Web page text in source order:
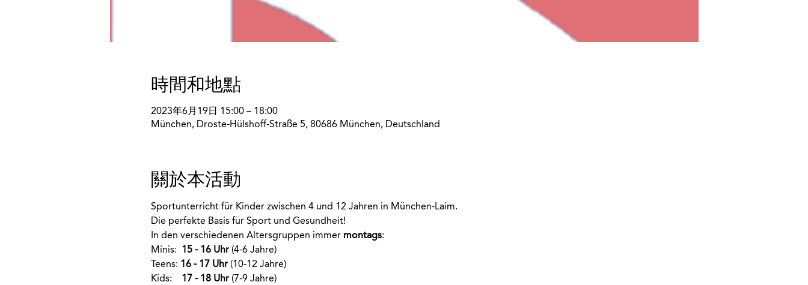
時間和地點
2023年6月19日 15:00 – 18:00
München, Droste-Hülshoff-Straße 5, 80686 München, Deutschland
關於本活動
Sportunterricht für Kinder zwischen 4 und 12 Jahren in München-Laim.
Die perfekte Basis für Sport und Gesundheit!
In den verschiedenen Altersgruppen immer montags:
Minis: 15 - 16 Uhr (4-6 Jahre)
Teens: 16 - 17 Uhr (10-12 Jahre)
Kids: 17 - 18 Uhr (7-9 Jahre)